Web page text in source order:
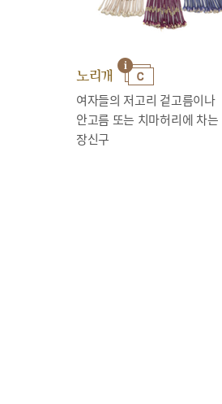
노리개
여자들의 저고리 겉고름이나
안고름 또는 치마허리에 차는
장신구